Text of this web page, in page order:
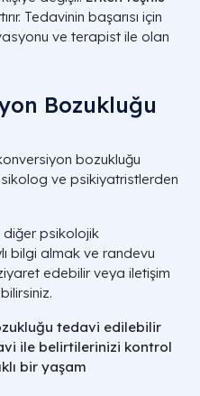
Tedavinin başarısı için
ve terapist ile olan
Bozukluğu
bozukluğu
ve psikiyatristlerden
diğer psikolojik
bilgi almak ve randevu
edebilir veya iletişim
tedavi edilebilir
ile belirtilerinizi kontrol
bir yaşam